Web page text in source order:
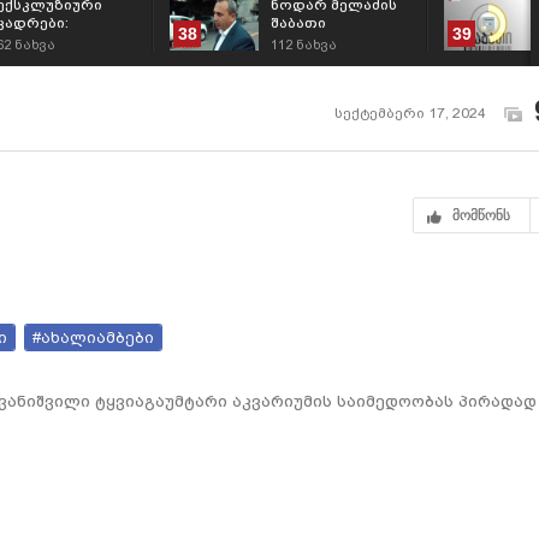
ნახვა
38
ნოდარ მელაძის
შაბათი
112 ნახვა
39
სექტემბერი 17, 2024
მომწონს
#ახალიამბები
ტყვიაგაუმტარი აკვარიუმის საიმედოობას პირადად